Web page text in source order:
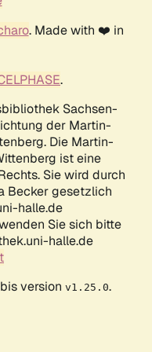
. Made with ❤️ in
.
Sachsen-
der Martin-
Die Martin-
ist eine
Sie wird durch
Becker gesetzlich
halle.de
Sie sich bitte
halle.de
version v1.25.0.